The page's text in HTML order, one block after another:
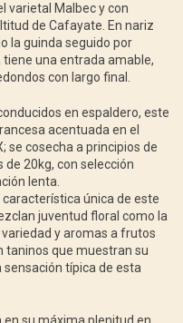
varietal Malbec y con
de Cafayate. En nariz
la guinda seguido por
una entrada amable,
con largo final.
en espaldero, este
acentuada en el
se cosecha a principios de
20kg, con selección
lenta.
característica única de este
juventud floral como la
y aromas a frutos
taninos que muestran su
típica de esta